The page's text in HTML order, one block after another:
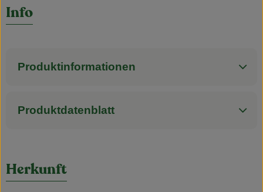
Info
Produktinformationen
Produktdatenblatt
Herkunft